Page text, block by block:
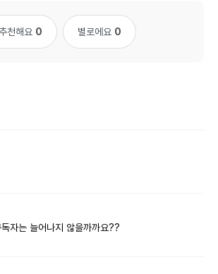
추천해요 0 별로에요 0
자는 늘어나지 않을까까요??